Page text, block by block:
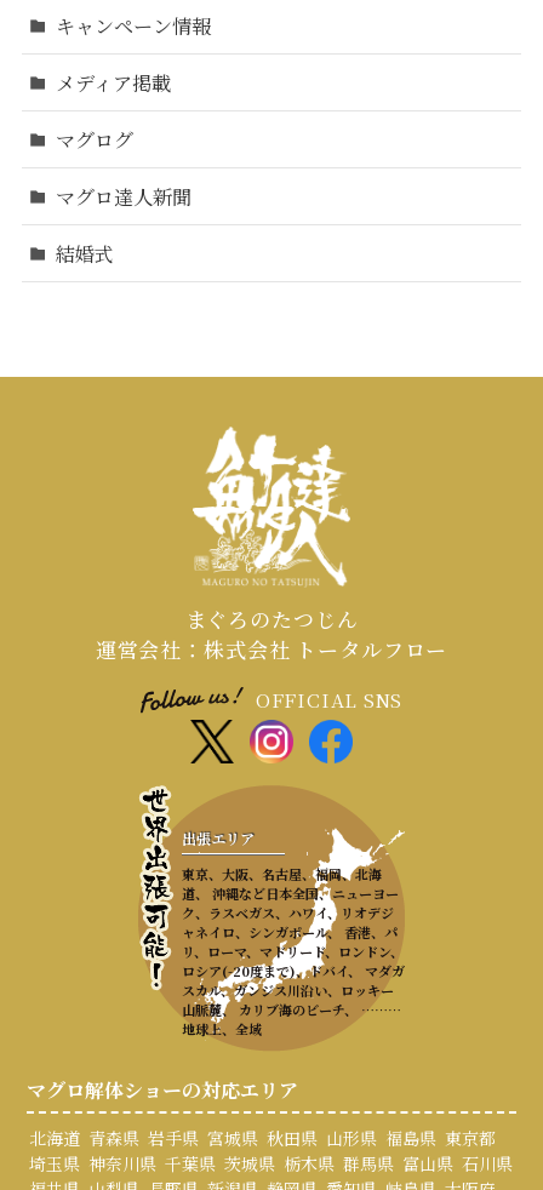
キャンペーン情報
メディア掲載
マグログ
マグロ達人新聞
結婚式
まぐろのたつじん
運営会社：株式会社 トータルフロー
OFFICIAL SNS
出張エリア
東京、大阪、名古屋、福岡、北海
道、 沖縄など日本全国、ニューヨー
ク、ラスベガス、ハワイ、リオデジ
ャネイロ、シンガポール、 香港、パ
リ、ローマ、マドリード、ロンドン、
ロシア(-20度まで)、ドバイ、 マダガ
スカル、ガンジス川沿い、ロッキー
山脈麓、 カリブ海のビーチ、 ………
地球上、全域
マグロ解体ショーの対応エリア
北海道 青森県 岩手県 宮城県 秋田県 山形県 福島県 東京都
埼玉県 神奈川県 千葉県 茨城県 栃木県 群馬県 富山県 石川県